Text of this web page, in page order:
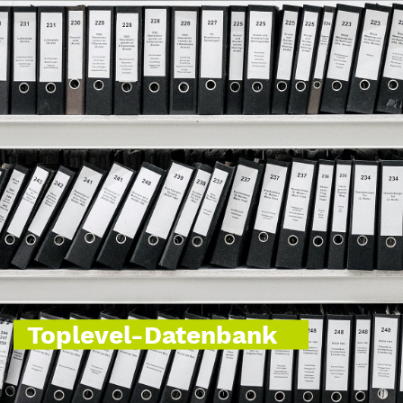
Toplevel-Datenbank